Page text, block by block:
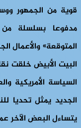
قوية من الجمهور
مدفوعا بسلسلة من
المتوقعة» والأعمال
البيت الأبيض خلقت
السياسة الأمريكية
الجديد يمثل تحديا
يتساءل البعض الآخر